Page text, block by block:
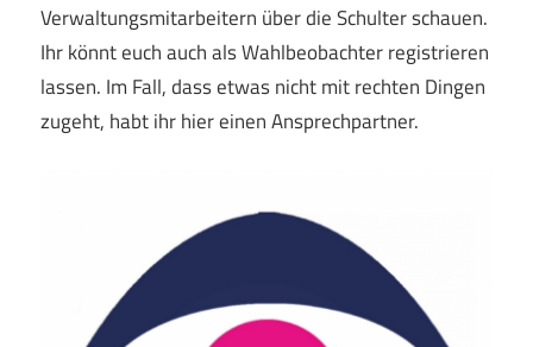
Verwaltungsmitarbeitern über die Schulter schauen.
Ihr könnt euch auch als Wahlbeobachter registrieren
lassen. Im Fall, dass etwas nicht mit rechten Dingen
zugeht, habt ihr hier einen Ansprechpartner.